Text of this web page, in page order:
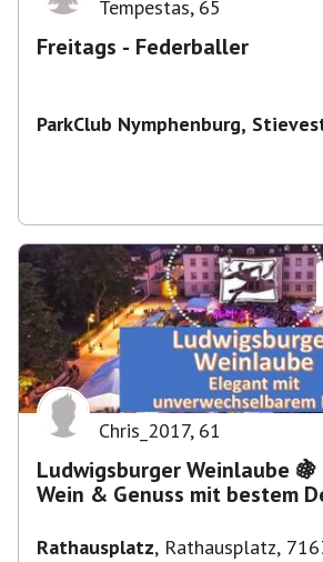
Tempestas, 65
Freitags - Federballer
ParkClub Nymphenburg,
Chris_2017, 61
Ludwigsburger Weinlaube
Wein & Genuss mit bestem
Rathausplatz, Rathausplatz,